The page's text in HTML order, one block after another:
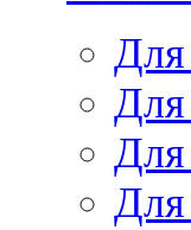
Для
Для
Для